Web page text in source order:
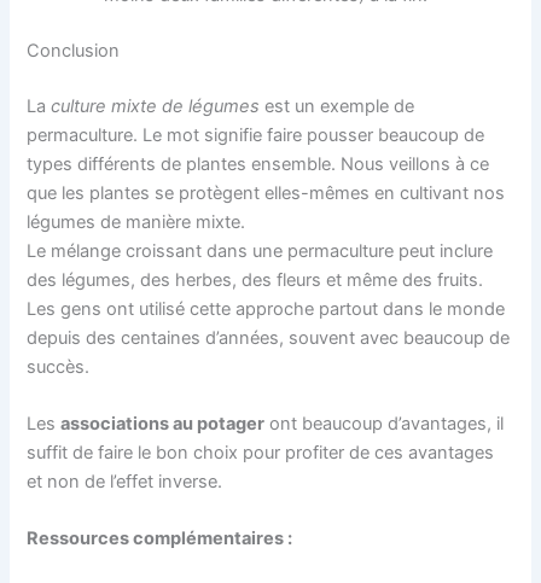
Conclusion
Laculture mixte de légumes est un exemple de
permaculture. Le mot signifie faire pousser beaucoup de
types différents de plantes ensemble. Nous veillons à ce
que les plantes se protègent elles-mêmes en cultivant nos
légumes de manière mixte.
Le mélange croissant dans une permaculture peut inclure
des légumes, des herbes, des fleurs et même des fruits.
Les gens ont utilisé cette approche partout dans le monde
depuis des centaines d’années, souvent avec beaucoup de
succès.
Lesassociations au potager ont beaucoup d’avantages, il
suffit de faire le bon choix pour profiter de ces avantages
et non de l’effet inverse.
Ressources complémentaires :